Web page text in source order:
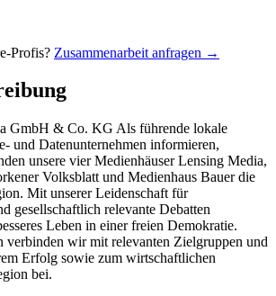
Profis? Zusammenarbeit anfragen →
GmbH & Co. KG Als führende lokale
und Datenunternehmen informieren,
unsere vier Medienhäuser Lensing Media,
Volksblatt und Medienhaus Bauer die
Mit unserer Leidenschaft für
gesellschaftlich relevante Debatten
Leben in einer freien Demokratie.
verbinden wir mit relevanten Zielgruppen und
Erfolg sowie zum wirtschaftlichen
bei.